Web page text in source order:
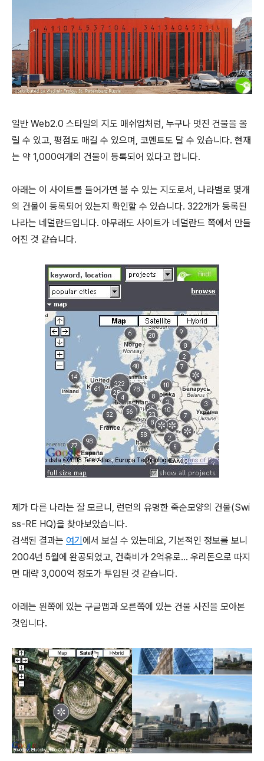
일반 Web2.0 스타일의 지도 매쉬업처럼, 누구나 멋진 건물을 올
릴 수 있고, 평점도 매길 수 있으며, 코멘트도 달 수 있습니다. 현재
는 약 1,000여개의 건물이 등록되어 있다고 합니다.
아래는 이 사이트를 들어가면 볼 수 있는 지도로서, 나라별로 몇개
의 건물이 등록되어 있는지 확인할 수 있습니다. 322개가 등록된
나라는 네덜란드입니다. 아무래도 사이트가 네덜란드 쪽에서 만들
어진 것 같습니다.
제가 다른 나라는 잘 모르니, 런던의 유명한 죽순모양의 건물(Swi
ss-RE HQ)을 찾아보았습니다.
검색된 결과는 여기에서 보실 수 있는데요, 기본적인 정보를 보니
2004년 5월에 완공되었고, 건축비가 2억유로... 우리돈으로 따지
면 대략 3,000억 정도가 투입된 것 같습니다.
아래는 왼쪽에 있는 구글맵과 오른쪽에 있는 건물 사진을 모아본
것입니다.